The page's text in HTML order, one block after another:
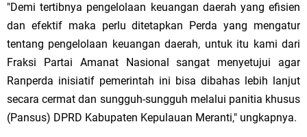
"Demi tertibnya pengelolaan keuangan daerah yang efisien
dan efektif maka perlu ditetapkan Perda yang mengatur
tentang pengelolaan keuangan daerah, untuk itu kami dari
Fraksi Partai Amanat Nasional sangat menyetujui agar
Ranperda inisiatif pemerintah ini bisa dibahas lebih lanjut
secara cermat dan sungguh-sungguh melalui panitia khusus
(Pansus) DPRD Kabupaten Kepulauan Meranti," ungkapnya.